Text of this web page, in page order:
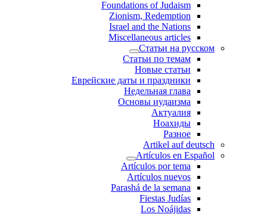
Foundations of Judaism
Zionism, Redemption
Israel and the Nations
Miscellaneous articles
Статьи на русском
Статьи по темам
Новые статьи
Еврейские даты и праздники
Недельная глава
Основы иудаизма
Актуалия
Ноахиды
Разное
Artikel auf deutsch
Artículos en Español
Artículos por tema
Artículos nuevos
Parashá de la semana
Fiestas Judías
Los Noájidas